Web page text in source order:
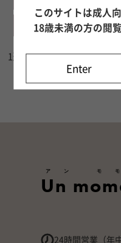
8/14（金)
1週間分の出勤情報をご確認
細ページ
Un
アン モ
24時間営業（年
このサイトは成人
18歳未満の方の閲
Enter